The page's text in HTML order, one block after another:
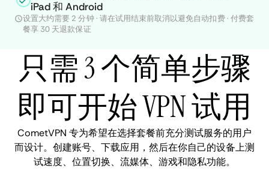
iPad 和 Android
设置大约需要 2 分钟 · 请在试用结束前取消以避免自动扣费 · 付费套
餐享 30 天退款保证
只需 3 个简单步骤
即可开始 VPN 试用
CometVPN 专为希望在选择套餐前充分测试服务的用户
而设计。创建账号、下载应用，然后在你自己的设备上测
试速度、位置切换、流媒体、游戏和隐私功能。